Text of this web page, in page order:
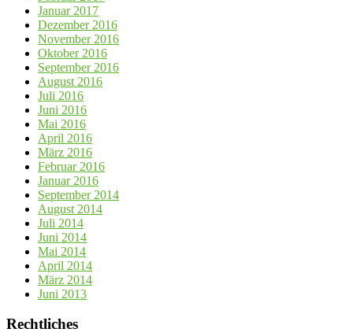
Januar 2017
Dezember 2016
November 2016
Oktober 2016
September 2016
August 2016
Juli 2016
Juni 2016
Mai 2016
April 2016
März 2016
Februar 2016
Januar 2016
September 2014
August 2014
Juli 2014
Juni 2014
Mai 2014
April 2014
März 2014
Juni 2013
Rechtliches